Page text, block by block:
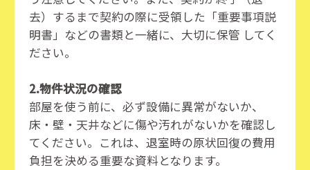
去）するまで契約の際に受領した「重要事項説
明書」などの書類と一緒に、大切に保管 してく
ださい。
2.物件状況の確認
部屋を使う前に、必ず設備に異常がないか、
床・壁・天井などに傷や汚れがないかを確認し
てください。これは、退室時の原状回復の費用
負担を決める重要な資料となります。